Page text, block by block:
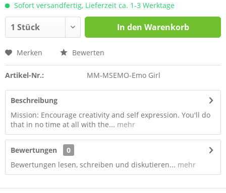
Sofort versandfertig, Lieferzeit ca. 1-3 Werktage
In den Warenkorb
Merken Bewerten
Artikel-Nr.: MM-MSEMO-Emo Girl
Beschreibung
Mission: Encourage creativity and self expression. You'll do
that in no time at all with the... mehr
Bewertungen
0
Bewertungen lesen, schreiben und diskutieren... mehr